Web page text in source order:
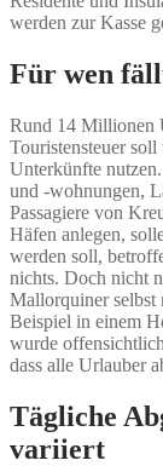
werden zur Kasse
Für wen
Rund 14 Millionen
Touristensteuer
Unterkünfte
und -wohnungen,
Passagiere von
Häfen anlegen,
werden soll,
nichts. Doch nicht
Mallorquiner selbst
Beispiel in einem
wurde
dass alle Urlauber
Tägliche
variiert